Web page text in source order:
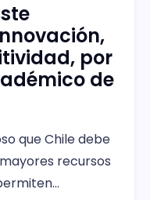
por
de
que Chile debe
recursos